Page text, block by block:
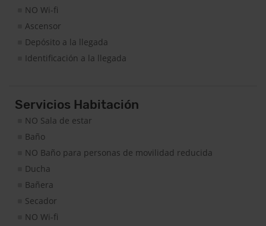
NO Wi-fi
Ascensor
Depósito a la llegada
Identificación a la llegada
Servicios Habitación
NO Sala de estar
Baño
NO Baño para personas de movilidad reducida
Ducha
Bañera
Secador
NO Wi-fi